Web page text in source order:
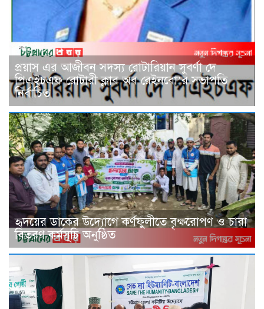
প্রয়াস এর আজীবন সদস্য রোটারিয়ান সুবর্ণা দে
পিএইচএফ রোটারী ক্লাব অব রেইনবো’র সভাপতি
নির্বাচিত
হৃদয়ের ডাকের উদ্যোগে কর্ণফুলীতে বৃক্ষরোপণ ও চারা
বিতরণ কর্মসূচি অনুষ্ঠিত